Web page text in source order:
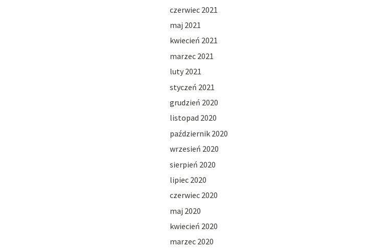
czerwiec 2021
maj 2021
kwiecień 2021
marzec 2021
luty 2021
styczeń 2021
grudzień 2020
listopad 2020
październik 2020
wrzesień 2020
sierpień 2020
lipiec 2020
czerwiec 2020
maj 2020
kwiecień 2020
marzec 2020